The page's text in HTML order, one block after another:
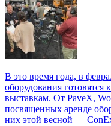
В это время года, в
оборудования
выставкам. От PaveX,
посвященных аренде
них этой весной —